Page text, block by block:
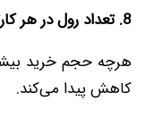
8. تعداد رول در هر کارتن
هرچه حجم خرید
کاهش پیدا می‌کند.